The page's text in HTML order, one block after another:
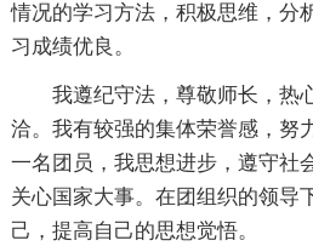
情况的学习方法，积极思维，分
习成绩优良。
我遵纪守法，尊敬师长，热
洽。我有较强的集体荣誉感，努
一名团员，我思想进步，遵守社
关心国家大事。在团组织的领导
己，提高自己的思想觉悟。